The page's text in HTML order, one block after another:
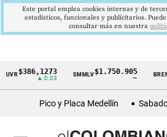
Cintillo
económicos
$386,1273
▲ 0.03
SMMLV$1.750.905 BRENT
Pico y Placa Medellín
Este portal emplea cookies internas y de
estadísticos, funcionales y publicitarios.
consultar más en nuestra